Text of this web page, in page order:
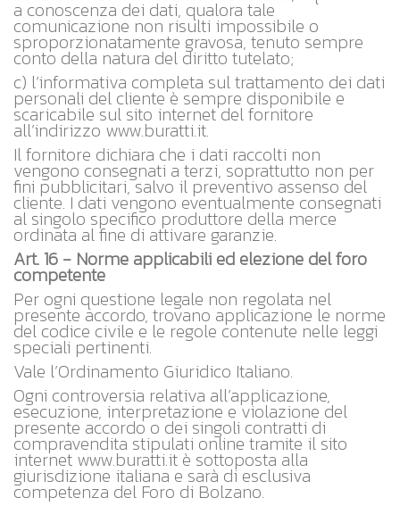
a conoscenza dei dati, qualora tale
comunicazione non risulti impossibile o
sproporzionatamente gravosa, tenuto sempre
conto della natura del diritto tutelato;
c) l’informativa completa sul trattamento dei dati
personali del cliente è sempre disponibile e
scaricabile sul sito internet del fornitore
all’indirizzo www.buratti.it.
Il fornitore dichiara che i dati raccolti non
vengono consegnati a terzi, soprattutto non per
fini pubblicitari, salvo il preventivo assenso del
cliente. I dati vengono eventualmente consegnati
al singolo specifico produttore della merce
ordinata al fine di attivare garanzie.
Art. 16 - Norme applicabili ed elezione del foro
competente
Per ogni questione legale non regolata nel
presente accordo, trovano applicazione le norme
del codice civile e le regole contenute nelle leggi
speciali pertinenti.
Vale l’Ordinamento Giuridico Italiano.
Ogni controversia relativa all’applicazione,
esecuzione, interpretazione e violazione del
presente accordo o dei singoli contratti di
compravendita stipulati online tramite il sito
internet www.buratti.it è sottoposta alla
giurisdizione italiana e sarà di esclusiva
competenza del Foro di Bolzano.